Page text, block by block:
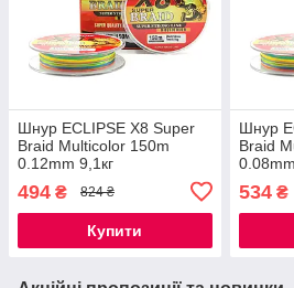
Шнур ECLIPSE X8 Super
Braid Multicolor 150m
0.12mm 9,1кг
494 ₴ 824 ₴
Купити
Шнур
Braid
534₴